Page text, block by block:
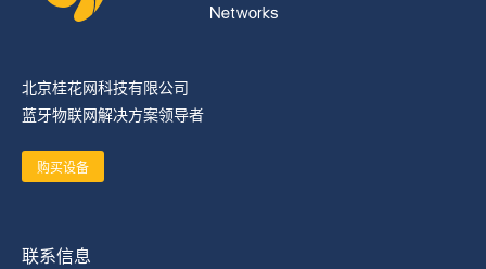
北京桂花网科技有限公司
蓝牙物联网解决方案领导者
购买设备
联系信息